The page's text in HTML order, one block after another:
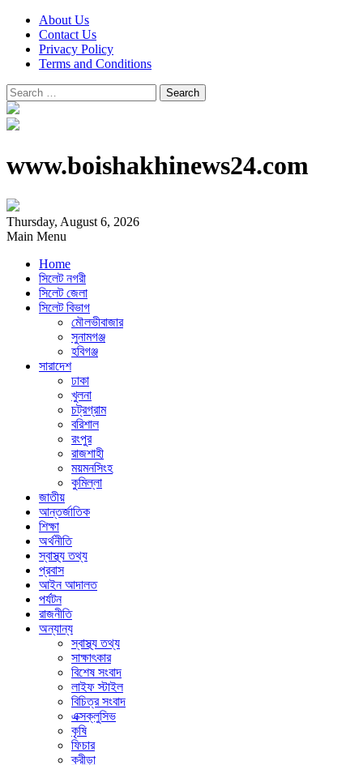
About Us
Contact Us
Privacy Policy
Terms and Conditions
Search
for:
www.boishakhinews24.com
Thursday, August 6, 2026
Main Menu
Home
সিলেট নগরী
সিলেট জেলা
সিলেট বিভাগ
মৌলভীবাজার
সুনামগঞ্জ
হবিগঞ্জ
সারাদেশ
ঢাকা
খুলনা
চট্রগ্রাম
বরিশাল
রংপুর
রাজশাহী
ময়মনসিংহ
কুমিল্লা
জাতীয়
আন্তর্জাতিক
শিক্ষা
অর্থনীতি
স্বাস্থ্য তথ্য
প্রবাস
আইন আদালত
পর্যটন
রাজনীতি
অন্যান্য
স্বাস্থ্য তথ্য
সাক্ষাৎকার
বিশেষ সংবাদ
লাইফ স্টাইল
বিচিত্র সংবাদ
এক্সক্লুসিভ
কৃষি
ফিচার
ক্রীড়া